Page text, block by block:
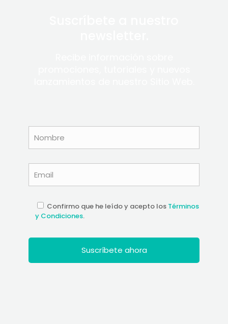
Confirmo que he leído y acepto los Términos
y Condiciones.